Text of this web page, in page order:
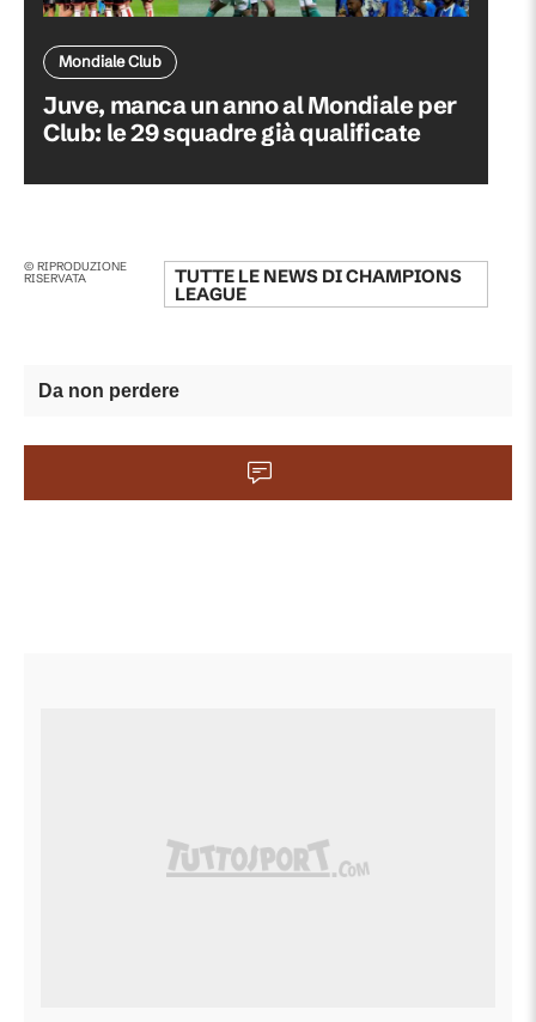
Mondiale Club
Juve, manca un anno al Mondiale per
Club: le 29 squadre già qualificate
© RIPRODUZIONE
RISERVATA TUTTE LE NEWS DICHAMPIONS
LEAGUE
Da non perdere